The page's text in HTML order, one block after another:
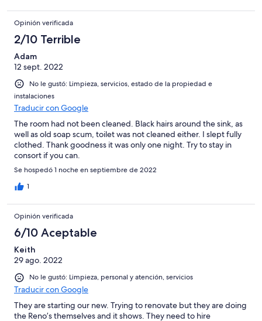
Opinión verificada
2/10 Terrible
Adam
12 sept. 2022
No le gustó: Limpieza, servicios, estado de la propiedad e
instalaciones
Traducir con Google
The room had not been cleaned. Black hairs around the sink, as
well as old soap scum, toilet was not cleaned either. I slept fully
clothed. Thank goodness it was only one night. Try to stay in
consort if you can.
Se hospedó 1 noche en septiembre de 2022
1
Opinión verificada
6/10 Aceptable
Keith
29 ago. 2022
No le gustó: Limpieza, personal y atención, servicios
Traducir con Google
They are starting our new. Trying to renovate but they are doing
the Reno’s themselves and it shows. They need to hire